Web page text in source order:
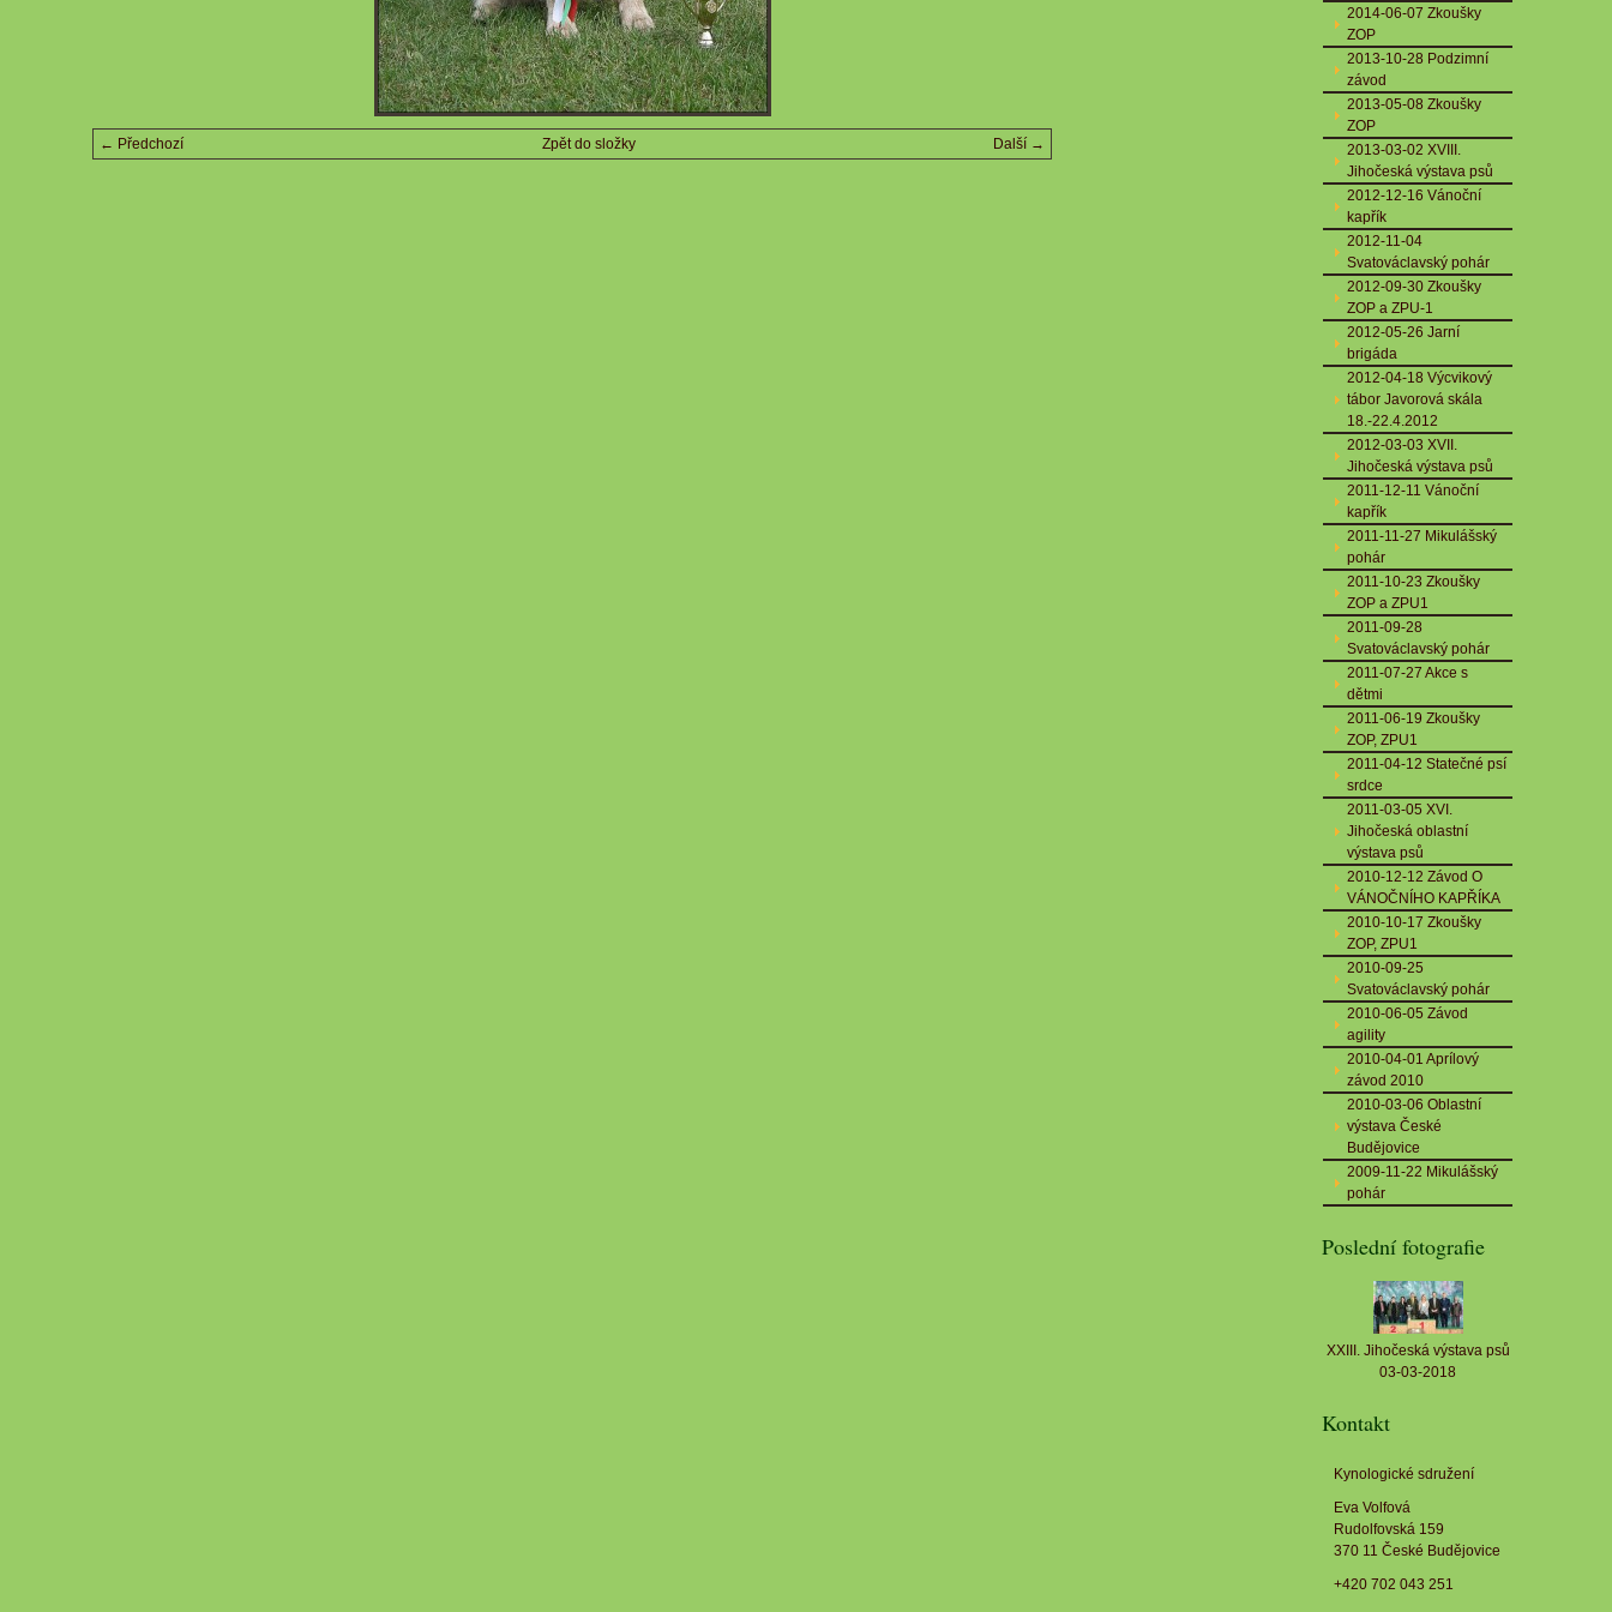
← Předchozí Další →
Zpět do složky
2014-06-07 Zkoušky
ZOP
2013-10-28 Podzimní
závod
2013-05-08 Zkoušky
ZOP
2013-03-02 XVIII.
Jihočeská výstava psů
2012-12-16 Vánoční
kapřík
2012-11-04
Svatováclavský pohár
2012-09-30 Zkoušky
ZOP a ZPU-1
2012-05-26 Jarní
brigáda
2012-04-18 Výcvikový
tábor Javorová skála
18.-22.4.2012
2012-03-03 XVII.
Jihočeská výstava psů
2011-12-11 Vánoční
kapřík
2011-11-27 Mikulášský
pohár
2011-10-23 Zkoušky
ZOP a ZPU1
2011-09-28
Svatováclavský pohár
2011-07-27 Akce s
dětmi
2011-06-19 Zkoušky
ZOP, ZPU1
2011-04-12 Statečné psí
srdce
2011-03-05 XVI.
Jihočeská oblastní
výstava psů
2010-12-12 Závod O
VÁNOČNÍHO KAPŘÍKA
2010-10-17 Zkoušky
ZOP, ZPU1
2010-09-25
Svatováclavský pohár
2010-06-05 Závod
agility
2010-04-01 Aprílový
závod 2010
2010-03-06 Oblastní
výstava České
Budějovice
2009-11-22 Mikulášský
pohár
Poslední fotografie
XXIII. Jihočeská výstava psů
03-03-2018
Kontakt
Kynologické sdružení
Eva Volfová
Rudolfovská 159
370 11 České Budějovice
+420 702 043 251